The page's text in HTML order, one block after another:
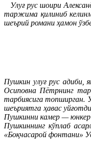
Улуғ рус шоири
таржима қилиниб
шеърий романи ҳамон
Пушкин улуғ рус адиби,
Осиповна Пётрнинг
тарбиясига топширган.
шеъриятга ҳавас
Пушкинни камер —
Пушкиннинг кўплаб
«Боқчасарой фонтани»